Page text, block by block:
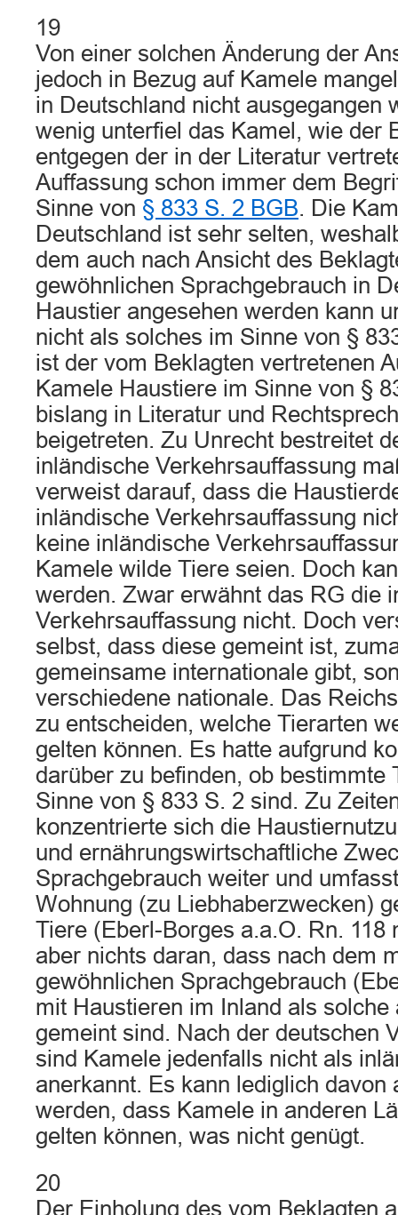
19
Von einer solchen Änderung der
jedoch in Bezug auf Kamele
in Deutschland nicht ausgegangen
wenig unterfiel das Kamel, wie der
entgegen der in der Literatur
Auffassung schon immer dem
Sinne von § 833 S. 2 BGB. Die
Deutschland ist sehr selten,
dem auch nach Ansicht des
gewöhnlichen Sprachgebrauch in
Haustier angesehen werden kann
nicht als solches im Sinne von §
ist der vom Beklagten vertretenen
Kamele Haustiere im Sinne von §
bislang in Literatur und
beigetreten. Zu Unrecht bestreitet
inländische Verkehrsauffassung
verweist darauf, dass die
inländische Verkehrsauffassung
keine inländische
Kamele wilde Tiere seien. Doch
werden. Zwar erwähnt das RG die
Verkehrsauffassung nicht. Doch
selbst, dass diese gemeint ist,
gemeinsame internationale gibt,
verschiedene nationale. Das
zu entscheiden, welche Tierarten
gelten können. Es hatte aufgrund
darüber zu befinden, ob bestimmte
Sinne von § 833 S. 2 sind. Zu
konzentrierte sich die
und ernährungswirtschaftliche
Sprachgebrauch weiter und
Wohnung (zu Liebhaberzwecken)
Tiere (Eberl-Borges a.a.O. Rn. 118
aber nichts daran, dass nach dem
gewöhnlichen Sprachgebrauch
mit Haustieren im Inland als solche
gemeint sind. Nach der deutschen
sind Kamele jedenfalls nicht als
anerkannt. Es kann lediglich davon
werden, dass Kamele in anderen
gelten können, was nicht genügt.
20
Der Einholung des vom Beklagten